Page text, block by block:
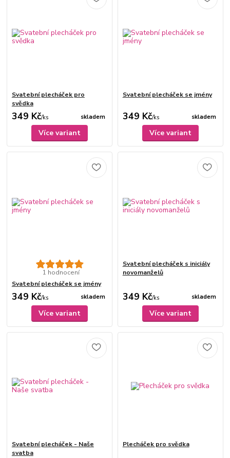
Svatební plecháček pro
svědka
349 Kč/ks skladem
Více variant
Svatební plecháček se jmény
349 Kč/ks skladem
Více variant
1 hodnocení
Svatební plecháček se jmény
349 Kč/ks skladem
Více variant
Svatební plecháček s iniciály
novomanželů
349 Kč/ks skladem
Více variant
Svatební plecháček - Naše
svatba
Plecháček pro svědka